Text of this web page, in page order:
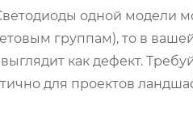
одной модели
группам), то в
как дефект.
для проектов